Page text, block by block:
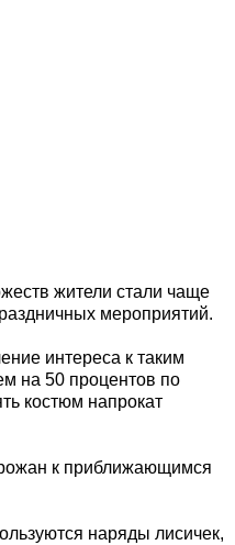
жители стали чаще
мероприятий.
интереса к таким
на 50 процентов по
костюм напрокат
к приближающимся
наряды лисичек,